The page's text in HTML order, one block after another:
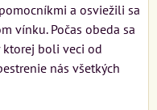
a osviežili sa
vínku. Počas obeda sa
boli veci od
nás všetkých